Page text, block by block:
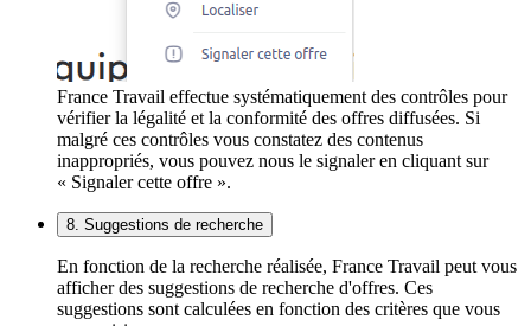
France Travail effectue systématiquement des contrôles pour
vérifier la légalité et la conformité des offres diffusées. Si
malgré ces contrôles vous constatez des contenus
inappropriés, vous pouvez nous le signaler en cliquant sur
« Signaler cette offre ».
8. Suggestions de recherche
En fonction de la recherche réalisée, France Travail peut vous
afficher des suggestions de recherche d'offres. Ces
suggestions sont calculées en fonction des critères que vous